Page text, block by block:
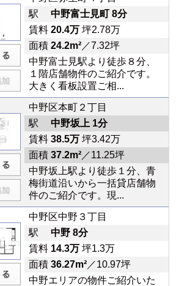
駅 中野富士見町 8分
賃料 20.4万坪2.78万
面積 24.2m²／7.32坪
中野富士見駅より徒歩８分、
１階店舗物件のご紹介です。
大きく看板設置ご相...
中野区本町２丁目
駅 中野坂上 1分
賃料 38.5万坪3.42万
面積 37.2m²／11.25坪
中野坂上駅より徒歩１分、青
梅街道沿いから一括貸店舗物
件のご紹介です。現...
中野区中野３丁目
駅 中野 8分
賃料 14.3万坪1.3万
面積 36.27m²／10.97坪
中野エリアの物件ご紹介いた